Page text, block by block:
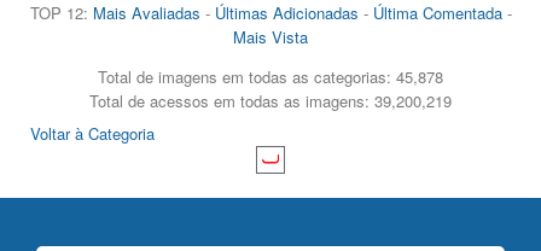
TOP 12: Mais Avaliadas - Últimas Adicionadas - Última Comentada-
Mais Vista
Total de imagens em todas as categorias: 45,878
Total de acessos em todas as imagens: 39,200,219
Voltar à Categoria